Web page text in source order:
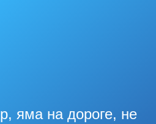
яма на дороге, не